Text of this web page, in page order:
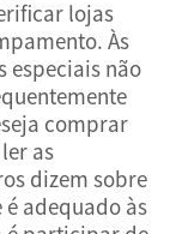
lojas
Às
especiais não
comprar
as
dizem sobre
adequado às